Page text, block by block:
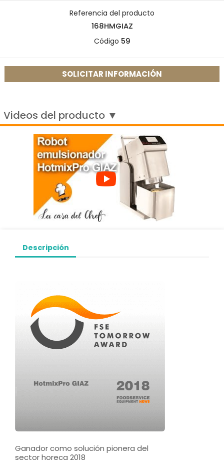
Referencia del producto
168HMGIAZ
Código 59
SOLICITAR INFORMACIÓN
Videos del producto ▼
Descripción
Ganador como solución pionera del
sector horeca 2018